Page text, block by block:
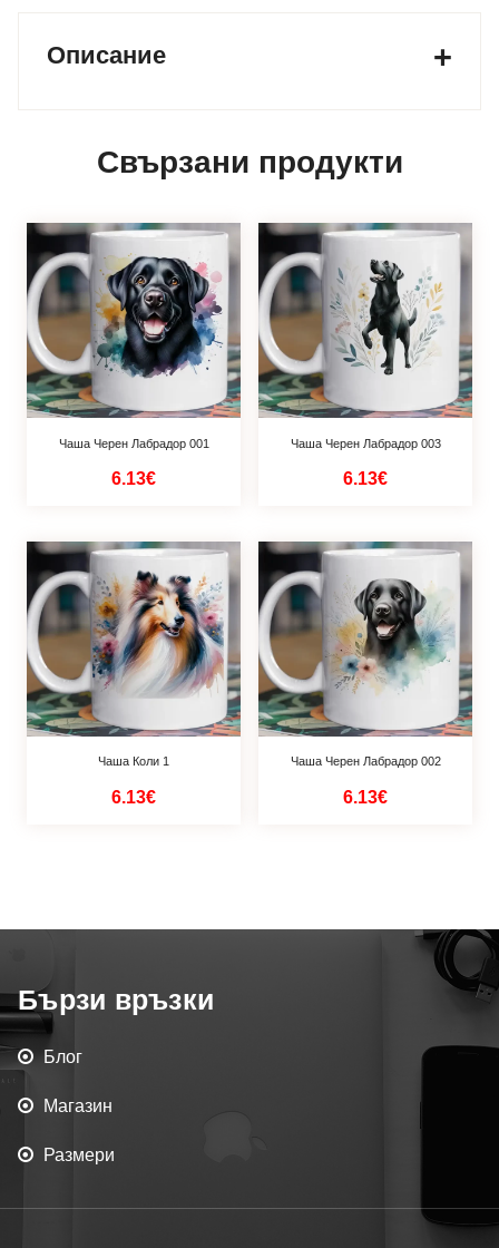
Описание
Свързани продукти
Чаша Черен Лабрадор 001
6.13€
Чаша Черен Лабрадор 003
6.13€
Чаша Коли 1
6.13€
Чаша Черен Лабрадор 002
6.13€
Бързи връзки
Блог
Магазин
Размери